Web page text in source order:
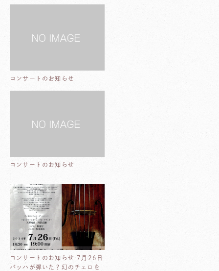
コンサートのお知らせ
コンサートのお知らせ
コンサートのお知らせ 7月26日
バッハが弾いた？幻のチェロを